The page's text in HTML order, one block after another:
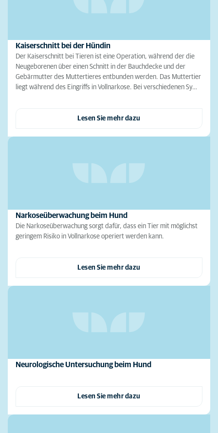
Kaiserschnitt bei der Hündin
Der Kaiserschnitt bei Tieren ist eine Operation, während der die
Neugeborenen über einen Schnitt in der Bauchdecke und der
Gebärmutter des Muttertieres entbunden werden. Das Muttertier
liegt während des Eingriffs in Vollnarkose. Bei verschiedenen Sy…
Lesen Sie mehr dazu
Narkoseüberwachung beim Hund
Die Narkoseüberwachung sorgt dafür, dass ein Tier mit möglichst
geringem Risiko in Vollnarkose operiert werden kann.
Lesen Sie mehr dazu
Neurologische Untersuchung beim Hund
Lesen Sie mehr dazu